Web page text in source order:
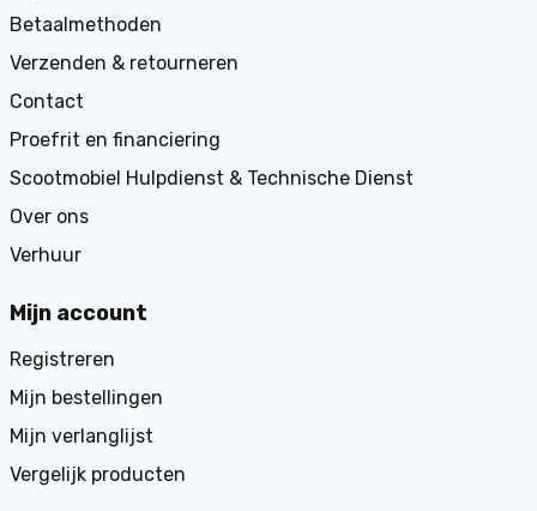
Betaalmethoden
Verzenden & retourneren
Contact
Proefrit en financiering
Scootmobiel Hulpdienst & Technische Dienst
Over ons
Verhuur
Mijn account
Registreren
Mijn bestellingen
Mijn verlanglijst
Vergelijk producten